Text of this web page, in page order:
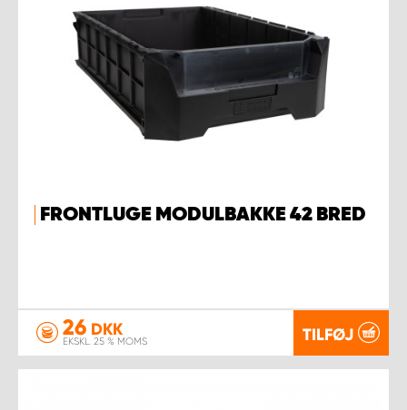
FRONTLUGE MODULBAKKE 42 BRED
26 DKK
EKSKL. 25 % MOMS TILFØJ